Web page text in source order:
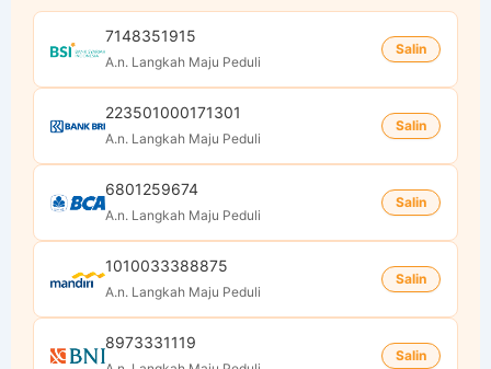
7148351915
A.n. Langkah Maju Peduli
Salin
223501000171301
A.n. Langkah Maju Peduli
Salin
6801259674
A.n. Langkah Maju Peduli
Salin
1010033388875
A.n. Langkah Maju Peduli
Salin
8973331119
Salin